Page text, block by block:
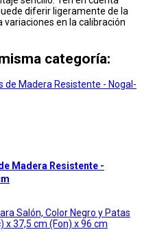
diferir ligeramente de la
en la calibración
categoría:
Madera Resistente -